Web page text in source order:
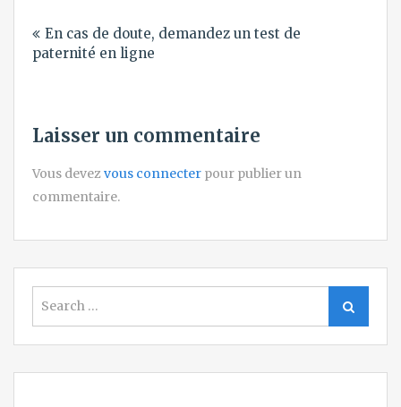
deEn cas de doute, demandez un test de
paternité en ligne
Laisser un commentaire
Vous devezvous connecter pour publier un
commentaire.
for:
Search